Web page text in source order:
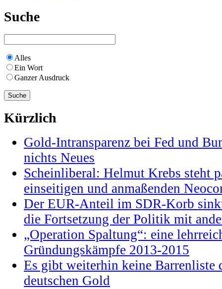
Suche
Alles
Ein Wort
Ganzer Ausdruck
Kürzlich
Gold-Intransparenz bei Fed und
nichts Neues
Scheinliberal: Helmut Krebs steht
einseitigen und anmaßenden
Der EUR-Anteil im SDR-Korb
die Fortsetzung der Politik mit
„Operation Spaltung“: eine
Gründungskämpfe 2013-2015
Es gibt weiterhin keine Barrenliste
deutschen Gold